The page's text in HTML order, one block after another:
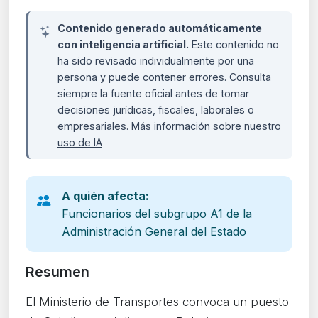
Contenido generado automáticamente
con inteligencia artificial. Este contenido no
ha sido revisado individualmente por una
persona y puede contener errores. Consulta
siempre la fuente oficial antes de tomar
decisiones jurídicas, fiscales, laborales o
empresariales. Más información sobre nuestro
uso de IA
A quién afecta:
Funcionarios del subgrupo A1 de la
Administración General del Estado
Resumen
El Ministerio de Transportes convoca un puesto